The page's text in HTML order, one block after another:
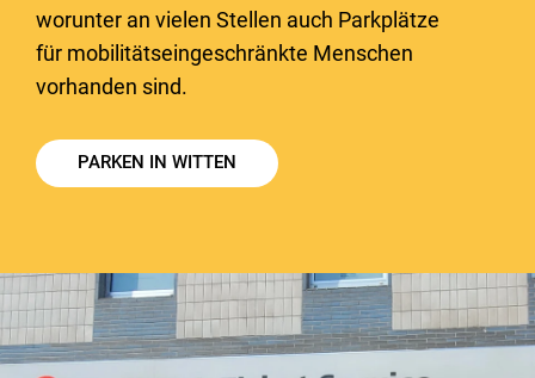
worunter an vielen Stellen auch Parkplätze
für mobilitätseingeschränkte Menschen
vorhanden sind.
PARKEN IN WITTEN